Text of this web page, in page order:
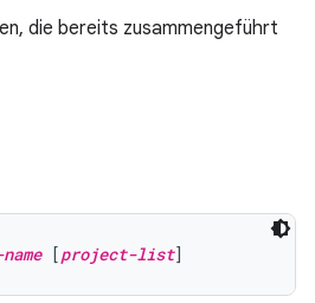
die bereits zusammengeführt
[project-list